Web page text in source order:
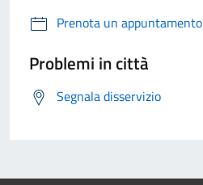
Prenota un appuntamento
Problemi in città
Segnala disservizio